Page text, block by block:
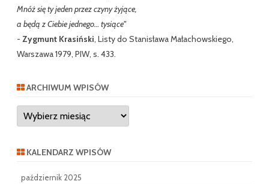
Mnóż się ty jeden przez czyny żyjące,
a będą z Ciebie jednego… tysiące"
- Zygmunt Krasiński, Listy do Stanisława Małachowskiego,
Warszawa 1979, PIW, s. 433.
ARCHIWUM WPISÓW
Archiwum
wpisów
KALENDARZ WPISÓW
październik 2025